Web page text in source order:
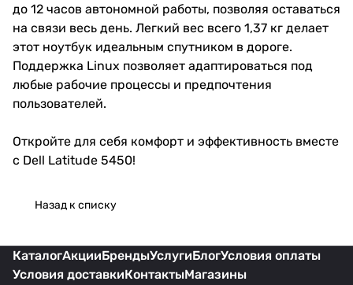
до 12 часов автономной работы, позволяя оставаться
на связи весь день. Легкий вес всего 1,37 кг делает
этот ноутбук идеальным спутником в дороге.
Поддержка Linux позволяет адаптироваться под
любые рабочие процессы и предпочтения
пользователей.
Откройте для себя комфорт и эффективность вместе
с Dell Latitude 5450!
Назад к списку
КаталогАкцииБрендыУслугиБлогУсловия оплаты
Условия доставкиКонтактыМагазины